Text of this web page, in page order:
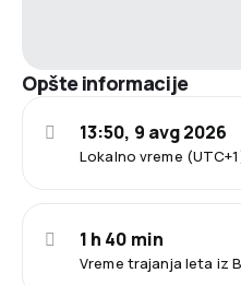
Opšte informacije
Lokalno vreme
13:50, 9 avg 2026
Vreme trajanja leta iz
1 h 40 min